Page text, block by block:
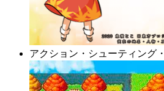
アクション・シューティング